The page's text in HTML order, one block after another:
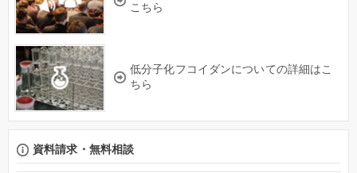
こちら
低分子化フコイダンについての詳細はこ
ちら
資料請求・無料相談